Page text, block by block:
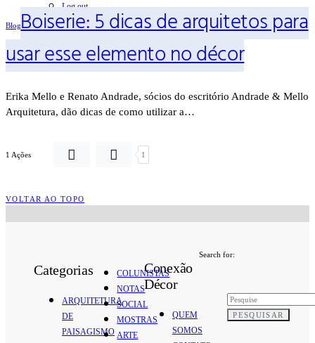
Log out
BlogBoiserie: 5 dicas de arquitetos para
usar esse elemento no décor
Erika Mello e Renato Andrade, sócios do escritório Andrade & Mello
Arquitetura, dão dicas de como utilizar a…
1 Ações 1
VOLTAR AO TOPO
Categorias
ARQUITETURA
DE
PAISAGISMO
COLUNISTAS
NOTAS
SOCIAL
MOSTRAS
ARTE
Conexão
Décor
QUEM
SOMOS
Search for:
PESQUISAR